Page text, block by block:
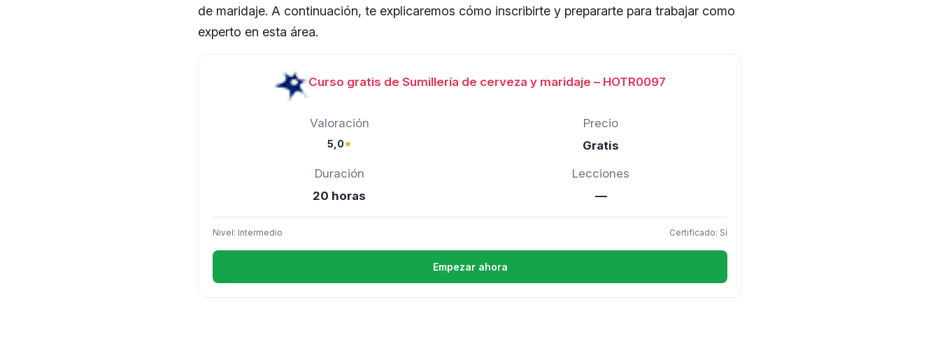
de maridaje. A continuación, te explicaremos cómo inscribirte y prepararte para trabajar como
experto en esta área.
Curso gratis de Sumillería de cerveza y maridaje – HOTR0097
Valoración
5,0★
Precio
Gratis
Duración
20 horas
Lecciones
—
Nivel: Intermedio Certificado: Sí
Empezar ahora